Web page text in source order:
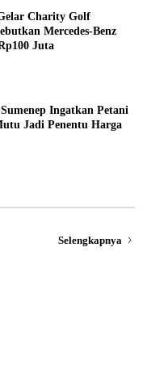
Charity Golf
Mercedes-Benz
Juta
Ingatkan Petani
Jadi Penentu Harga
Selengkapnya